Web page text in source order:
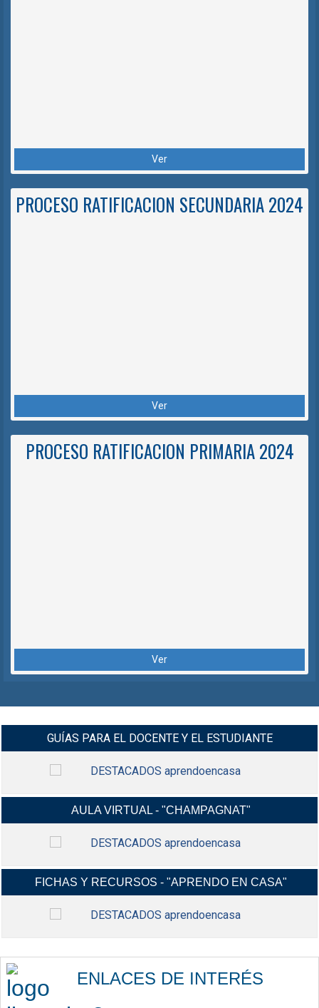
Ver
PROCESO RATIFICACION SECUNDARIA 2024
Ver
PROCESO RATIFICACION PRIMARIA 2024
Ver
GUÍAS PARA EL DOCENTE Y EL ESTUDIANTE
INGRESAR
MANUALES Y VIDEO-TUTORIALES G-
AULA VIRTUAL - "CHAMPAGNAT"
INGRESAR
INGRESA A TU AULA VIRTUAL,
INSTITUCIONAL.
FICHAS Y RECURSOS - "APRENDO EN CASA"
INGRESAR
RECURSOS EDUCATIVOS,
ACTIVIDADES Y MÁS...
ENLACES DE INTERÉS